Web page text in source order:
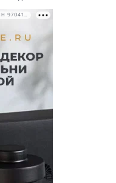
РЕКЛАМА • ООО «ДРУЖБА» ИНН 9704146411